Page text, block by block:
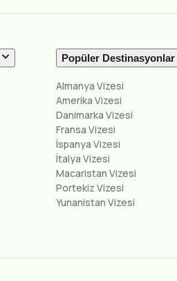
Popüler Destinasyonlar
Almanya Vizesi
Amerika Vizesi
Danimarka Vizesi
Fransa Vizesi
İspanya Vizesi
İtalya Vizesi
Macaristan Vizesi
Portekiz Vizesi
Yunanistan Vizesi